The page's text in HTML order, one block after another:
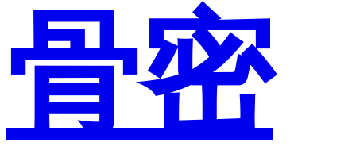
骨密